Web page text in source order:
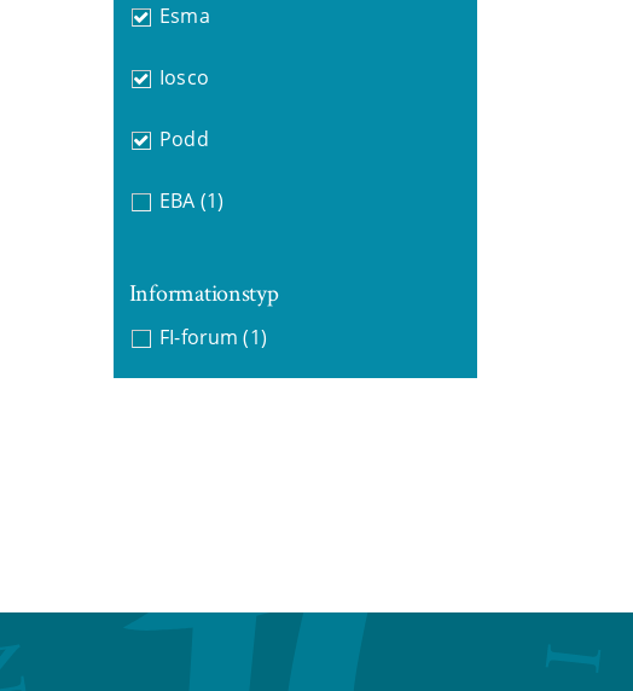
Esma
Iosco
Podd
EBA (1)
Informationstyp
FI-forum (1)